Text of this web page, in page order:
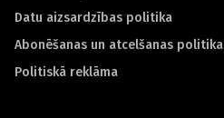
Datu aizsardzības politika
Abonēšanas un atcelšanas politika
Politiskā reklāma